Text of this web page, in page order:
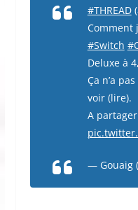
#THREAD
Comment
#Switch
Deluxe à
Ça n’a
voir (lire).
A
— Gouaig